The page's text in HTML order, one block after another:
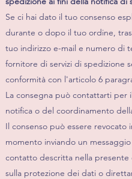
Se ci hai dato il tuo consenso
durante o dopo il tuo ordine,
tuo indirizzo e-mail e numero di
fornitore di servizi di spedizione
conformità con l'articolo 6
La consegna può contattarti per
notifica o del coordinamento
Il consenso può essere revocato
momento inviando un
contatto descritta nella presente
sulla protezione dei dati o